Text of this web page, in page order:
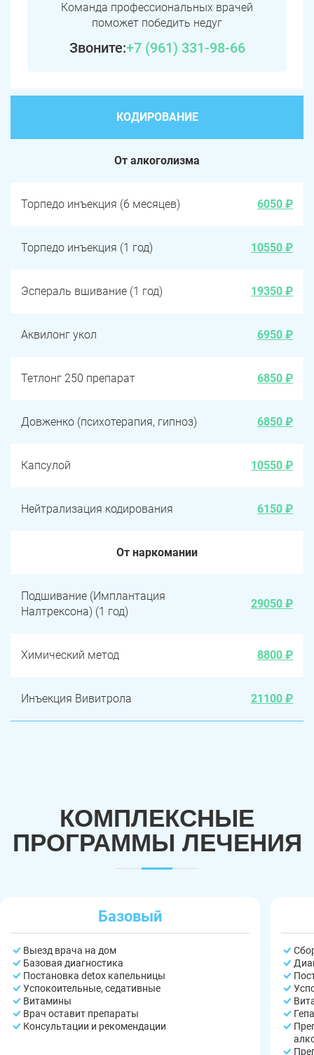
Команда профессиональных врачей
поможет победить недуг
Звоните:+7 (961) 331-98-66
КОДИРОВАНИЕ
От алкоголизма
Торпедо инъекция (6 месяцев) 6050 ₽
Торпедо инъекция (1 год) 10550 ₽
Эспераль вшивание (1 год) 19350 ₽
Аквилонг укол 6950 ₽
Тетлонг 250 препарат 6850 ₽
Довженко (психотерапия, гипноз) 6850 ₽
Капсулой 10550 ₽
Нейтрализация кодирования 6150 ₽
От наркомании
Подшивание (Имплантация
Налтрексона) (1 год)
29050 ₽
Химический метод 8800 ₽
Инъекция Вивитрола 21100 ₽
КОМПЛЕКСНЫЕ
ПРОГРАММЫ ЛЕЧЕНИЯ
Базовый
Выезд врача на дом
Базовая диагностика
Постановка detox капельницы
Успокоительные, седативные
Витамины
Врач оставит препараты
Консультации и рекомендации